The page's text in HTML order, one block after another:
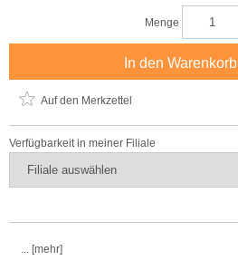
Menge
In den Warenkorb
Auf den Merkzettel
Verfügbarkeit in meiner Filiale
... [mehr]